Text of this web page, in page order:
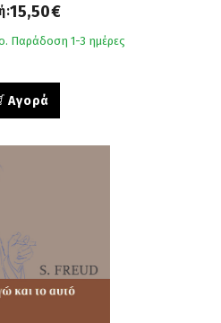
15,50€
Παράδοση 1-3 ημέρες
Αγορά